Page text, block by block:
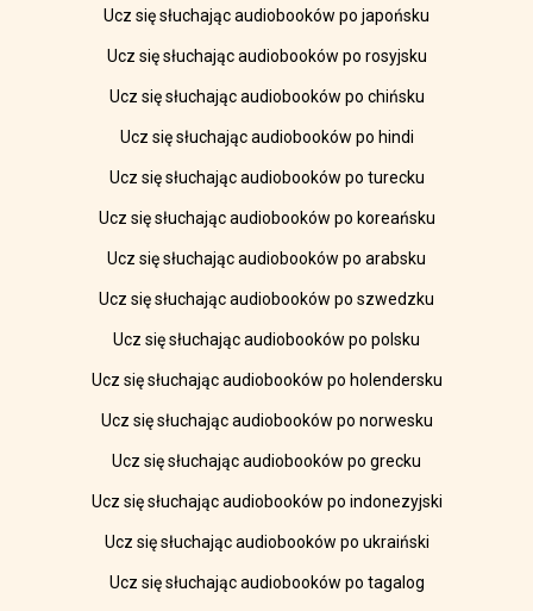
Ucz się słuchając audiobooków po japońsku
Ucz się słuchając audiobooków po rosyjsku
Ucz się słuchając audiobooków po chińsku
Ucz się słuchając audiobooków po hindi
Ucz się słuchając audiobooków po turecku
Ucz się słuchając audiobooków po koreańsku
Ucz się słuchając audiobooków po arabsku
Ucz się słuchając audiobooków po szwedzku
Ucz się słuchając audiobooków po polsku
Ucz się słuchając audiobooków po holendersku
Ucz się słuchając audiobooków po norwesku
Ucz się słuchając audiobooków po grecku
Ucz się słuchając audiobooków po indonezyjski
Ucz się słuchając audiobooków po ukraiński
Ucz się słuchając audiobooków po tagalog